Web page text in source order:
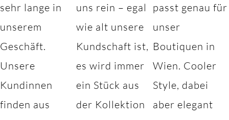
sehr lange in
unserem
Geschäft.
Unsere
Kundinnen
finden aus
uns rein – egal
wie alt unsere
Kundschaft ist,
es wird immer
ein Stück aus
der Kollektion
passt genau für
unser
Boutiquen in
Wien. Cooler
Style, dabei
aber elegant